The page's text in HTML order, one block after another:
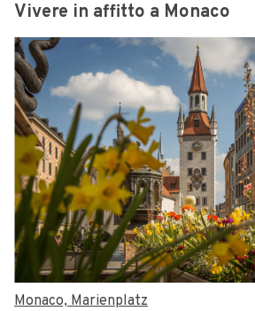
Vivere in affitto a Monaco
Monaco, Marienplatz